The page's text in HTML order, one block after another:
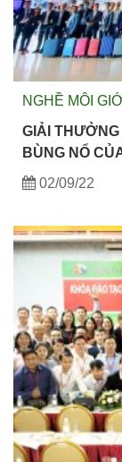
NGHỀ MÔI
GIẢI
BÙNG NỔ
02/09/22